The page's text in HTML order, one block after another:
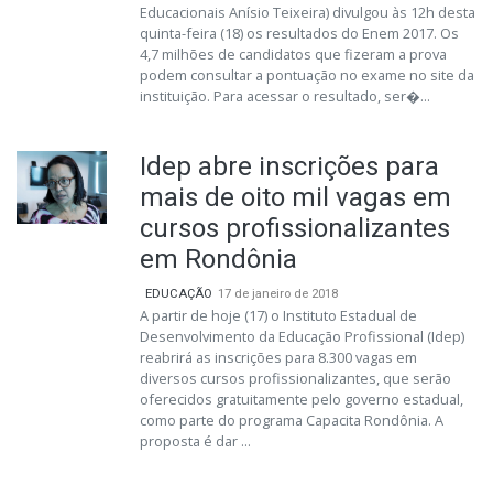
Educacionais Anísio Teixeira) divulgou às 12h desta
quinta-feira (18) os resultados do Enem 2017. Os
4,7 milhões de candidatos que fizeram a prova
podem consultar a pontuação no exame no site da
instituição. Para acessar o resultado, ser�...
Idep abre inscrições para
mais de oito mil vagas em
cursos profissionalizantes
em Rondônia
EDUCAÇÃO 17 de janeiro de 2018
A partir de hoje (17) o Instituto Estadual de
Desenvolvimento da Educação Profissional (Idep)
reabrirá as inscrições para 8.300 vagas em
diversos cursos profissionalizantes, que serão
oferecidos gratuitamente pelo governo estadual,
como parte do programa Capacita Rondônia. A
proposta é dar ...